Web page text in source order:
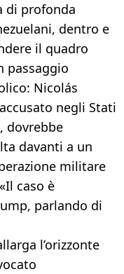
di profonda
dentro e
il quadro
passaggio
Nicolás
negli Stati
dovrebbe
davanti a un
militare
caso è
parlando di
l’orizzonte